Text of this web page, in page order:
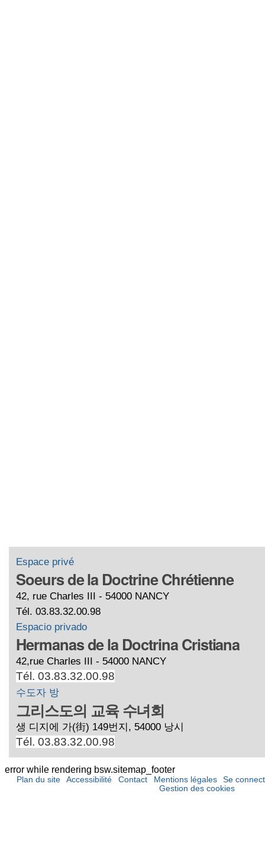
Espace privé
Soeurs de la Doctrine Chrétienne
42, rue Charles III - 54000 NANCY
Tél. 03.83.32.00.98
Espacio privado
Hermanas de la Doctrina Cristiana
42,rue Charles III - 54000 NANCY
Tél. 03.83.32.00.98
수도자 방
그리스도의 교육 수녀회
생 디지에 가(街) 149번지, 54000 낭시
Tél. 03.83.32.00.98
error while rendering bsw.sitemap_footer
Plan du site Accessibilité Contact Mentions légales
Se
Gestion des cookies